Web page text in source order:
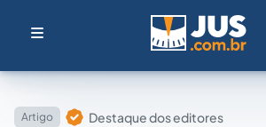
Artigo Destaque dos editores